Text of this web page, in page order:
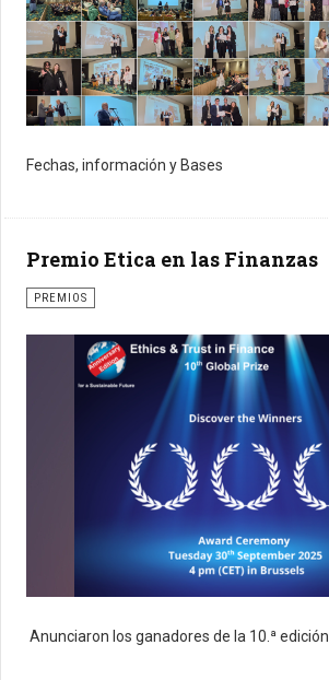
Fechas, información y Bases
Premio Etica en las Finanzas
PREMIOS
Anunciaron los ganadores de la 10.ª edición.